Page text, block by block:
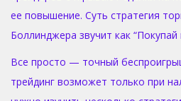
ее повышение. Суть стратегия
Боллинджера звучит как
Все просто — точный
трейдинг возможет только при